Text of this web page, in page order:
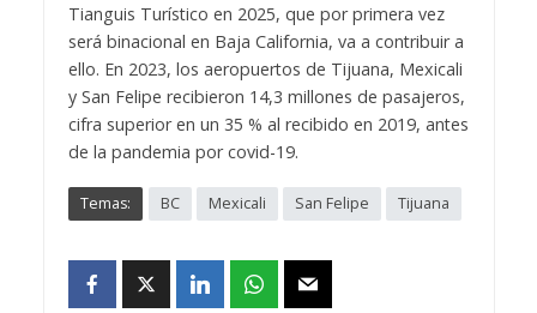
Tianguis Turístico en 2025, que por primera vez
será binacional en Baja California, va a contribuir a
ello. En 2023, los aeropuertos de Tijuana, Mexicali
y San Felipe recibieron 14,3 millones de pasajeros,
cifra superior en un 35 % al recibido en 2019, antes
de la pandemia por covid-19.
Temas: BC Mexicali San Felipe Tijuana